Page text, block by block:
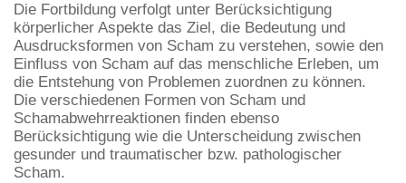
Die Fortbildung verfolgt unter Berücksichtigung
körperlicher Aspekte das Ziel, die Bedeutung und
Ausdrucksformen von Scham zu verstehen, sowie den
Einfluss von Scham auf das menschliche Erleben, um
die Entstehung von Problemen zuordnen zu können.
Die verschiedenen Formen von Scham und
Schamabwehrreaktionen finden ebenso
Berücksichtigung wie die Unterscheidung zwischen
gesunder und traumatischer bzw. pathologischer
Scham.